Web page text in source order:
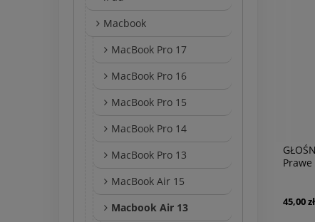
Macbook
MacBook Pro 17
MacBook Pro 16
MacBook Pro 15
MacBook Pro 14
MacBook Pro 13
MacBook Air 15
Macbook Air 13
45,00 zł